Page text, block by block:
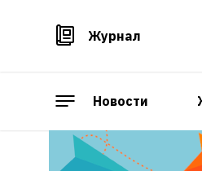
Журнал
Новости